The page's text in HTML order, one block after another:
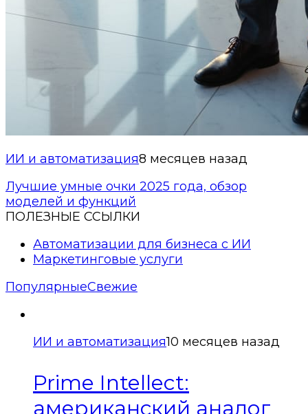
ИИ и автоматизация8 месяцев назад
Лучшие умные очки 2025 года, обзор
моделей и функций
ПОЛЕЗНЫЕ ССЫЛКИ
Автоматизации для бизнеса с ИИ
Маркетинговые услуги
ПопулярныеСвежие
ИИ и автоматизация10 месяцев назад
Prime Intellect:
американский аналог